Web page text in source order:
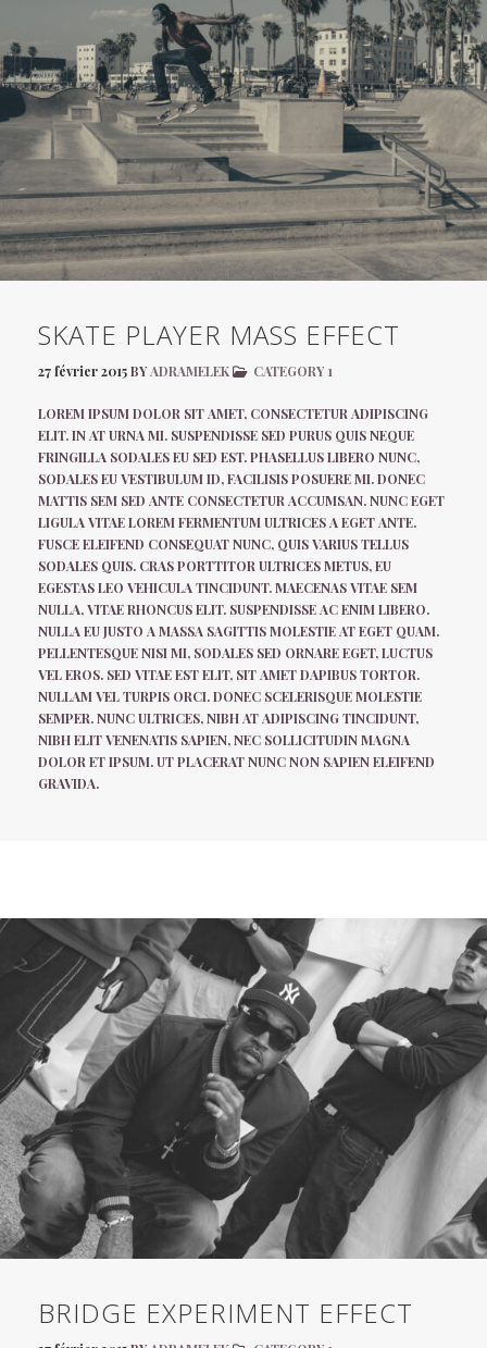
SKATE PLAYER MASS EFFECT
27 février 2015BYADRAMELEK CATEGORY 1
LOREM IPSUM DOLOR SIT AMET, CONSECTETUR ADIPISCING
ELIT. IN AT URNA MI. SUSPENDISSE SED PURUS QUIS NEQUE
FRINGILLA SODALES EU SED EST. PHASELLUS LIBERO NUNC,
SODALES EU VESTIBULUM ID, FACILISIS POSUERE MI. DONEC
MATTIS SEM SED ANTE CONSECTETUR ACCUMSAN. NUNC EGET
LIGULA VITAE LOREM FERMENTUM ULTRICES A EGET ANTE.
FUSCE ELEIFEND CONSEQUAT NUNC, QUIS VARIUS TELLUS
SODALES QUIS. CRAS PORTTITOR ULTRICES METUS, EU
EGESTAS LEO VEHICULA TINCIDUNT. MAECENAS VITAE SEM
NULLA, VITAE RHONCUS ELIT. SUSPENDISSE AC ENIM LIBERO.
NULLA EU JUSTO A MASSA SAGITTIS MOLESTIE AT EGET QUAM.
PELLENTESQUE NISI MI, SODALES SED ORNARE EGET, LUCTUS
VEL EROS. SED VITAE EST ELIT, SIT AMET DAPIBUS TORTOR.
NULLAM VEL TURPIS ORCI. DONEC SCELERISQUE MOLESTIE
SEMPER. NUNC ULTRICES, NIBH AT ADIPISCING TINCIDUNT,
NIBH ELIT VENENATIS SAPIEN, NEC SOLLICITUDIN MAGNA
DOLOR ET IPSUM. UT PLACERAT NUNC NON SAPIEN ELEIFEND
GRAVIDA.
BRIDGE EXPERIMENT EFFECT